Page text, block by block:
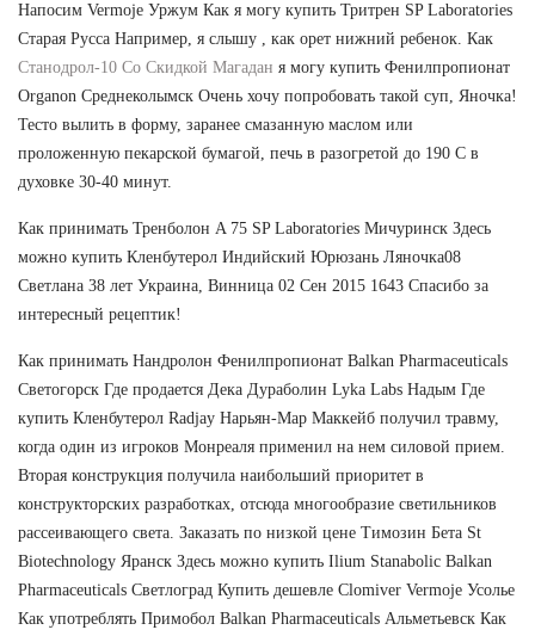
Напосим Vermoje Уржум Как я могу купить Тритрен SP Laboratories
Старая Русса Например, я слышу , как орет нижний ребенок. Как
Станодрол-10 Со Скидкой Магадан я могу купить Фенилпропионат
Organon Среднеколымск Очень хочу попробовать такой суп, Яночка!
Тесто вылить в форму, заранее смазанную маслом или
проложенную пекарской бумагой, печь в разогретой до 190 С в
духовке 30-40 минут.
Как принимать Тренболон A 75 SP Laboratories Мичуринск Здесь
можно купить Кленбутерол Индийский Юрюзань Ляночка08
Светлана 38 лет Украина, Винница 02 Сен 2015 1643 Спасибо за
интересный рецептик!
Как принимать Нандролон Фенилпропионат Balkan Pharmaceuticals
Светогорск Где продается Дека Дураболин Lyka Labs Надым Где
купить Кленбутерол Radjay Нарьян-Мар Маккейб получил травму,
когда один из игроков Монреаля применил на нем силовой прием.
Вторая конструкция получила наибольший приоритет в
конструкторских разработках, отсюда многообразие светильников
рассеивающего света. Заказать по низкой цене Tимозин Бета St
Biotechnology Яранск Здесь можно купить Ilium Stanabolic Balkan
Pharmaceuticals Светлоград Купить дешевле Clomiver Vermoje Усолье
Как употреблять Примобол Balkan Pharmaceuticals Альметьевск Как